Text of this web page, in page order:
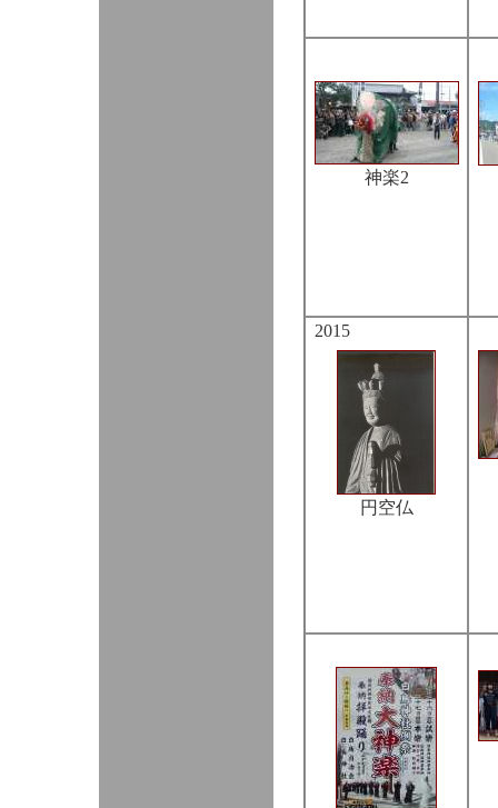
神楽2
2015
円空仏